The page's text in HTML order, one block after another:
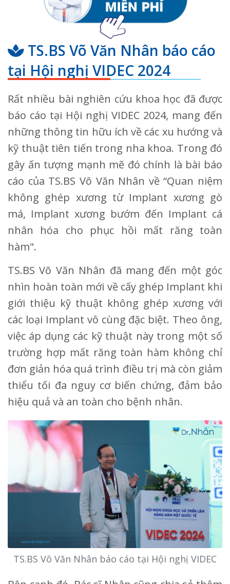
TS.BS Võ Văn Nhân báo cáo
tại Hội nghị VIDEC 2024
Rất nhiều bài nghiên cứu khoa học đã được
báo cáo tại Hội nghị VIDEC 2024, mang đến
những thông tin hữu ích về các xu hướng và
kỹ thuật tiên tiến trong nha khoa. Trong đó
gây ấn tượng mạnh mẽ đó chính là bài báo
cáo của TS.BS Võ Văn Nhân về “Quan niệm
không ghép xương từ Implant xương gò
má, Implant xương bướm đến Implant cá
nhân hóa cho phục hồi mất răng toàn
hàm".
TS.BS Võ Văn Nhân đã mang đến một góc
nhìn hoàn toàn mới về cấy ghép Implant khi
giới thiệu kỹ thuật không ghép xương với
các loại Implant vô cùng đặc biệt. Theo ông,
việc áp dụng các kỹ thuật này trong một số
trường hợp mất răng toàn hàm không chỉ
đơn giản hóa quá trình điều trị mà còn giảm
thiểu tối đa nguy cơ biến chứng, đảm bảo
hiệu quả và an toàn cho bệnh nhân.
TS.BS Võ Văn Nhân báo cáo tại Hội nghị VIDEC